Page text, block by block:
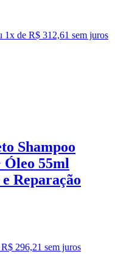
1x de R$ 312,61 sem juros
Shampoo
Óleo 55ml
Reparação
R$ 296,21 sem juros